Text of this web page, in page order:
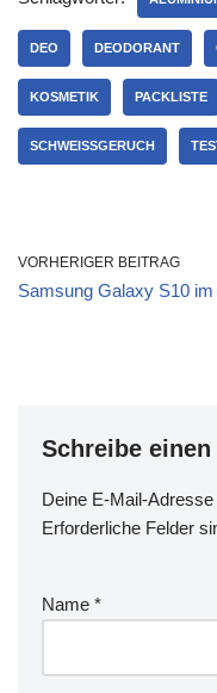
DEO DEODORANT
KOSMETIK PACKLISTE
SCHWEISSGERUCH
VORHERIGER BEITRAG
Samsung Galaxy S10 im
Schreibe
Deine E-Mail-
Erforderliche Felder
Name *